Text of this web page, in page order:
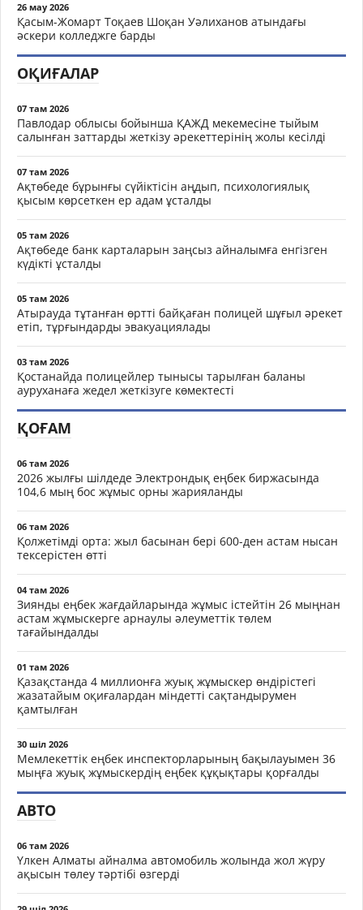
26 мау 2026
Қасым-Жомарт Тоқаев Шоқан Уәлиханов атындағы
әскери колледжге барды
ОҚИҒАЛАР
07 там 2026
Павлодар облысы бойынша ҚАЖД мекемесіне тыйым
салынған заттарды жеткізу әрекеттерінің жолы кесілді
07 там 2026
Ақтөбеде бұрынғы сүйіктісін аңдып, психологиялық
қысым көрсеткен ер адам ұсталды
05 там 2026
Ақтөбеде банк карталарын заңсыз айналымға енгізген
күдікті ұсталды
05 там 2026
Атырауда тұтанған өртті байқаған полицей шұғыл әрекет
етіп, тұрғындарды эвакуациялады
03 там 2026
Қостанайда полицейлер тынысы тарылған баланы
ауруханаға жедел жеткізуге көмектесті
ҚОҒАМ
06 там 2026
2026 жылғы шілдеде Электрондық еңбек биржасында
104,6 мың бос жұмыс орны жарияланды
06 там 2026
Қолжетімді орта: жыл басынан бері 600-ден астам нысан
тексерістен өтті
04 там 2026
Зиянды еңбек жағдайларында жұмыс істейтін 26 мыңнан
астам жұмыскерге арнаулы әлеуметтік төлем
тағайындалды
01 там 2026
Қазақстанда 4 миллионға жуық жұмыскер өндірістегі
жазатайым оқиғалардан міндетті сақтандырумен
қамтылған
30 шіл 2026
Мемлекеттік еңбек инспекторларының бақылауымен 36
мыңға жуық жұмыскердің еңбек құқықтары қорғалды
АВТО
06 там 2026
Үлкен Алматы айналма автомобиль жолында жол жүру
ақысын төлеу тәртібі өзгерді